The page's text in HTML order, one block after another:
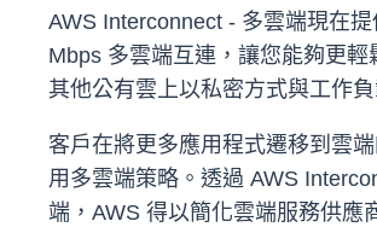
AWS Interconnect - 多雲端現在
Mbps 多雲端互連，讓您能夠更輕
其他公有雲上以私密方式與工作負
客戶在將更多應用程式遷移到雲
用多雲端策略。透過 AWS
端，AWS 得以簡化雲端服務供應